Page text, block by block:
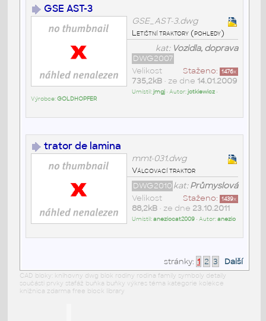
GSE AST-3
GSE_AST-3.dwg
Letištní traktory (pohledy)
kat: Vozidla, doprava
DWG2007
Staženo: 1476x
Velikost
735,2kB• ze dne 14.01.2009
Umístil:jmgj• Autor:jotkiewicz•
Výrobce:GOLDHOPFER
trator de lamina
mmt-031.dwg
Válcovací traktor
kat:Průmyslová
DWG2010
Staženo: 1439x
Velikost
88,2kB• ze dne 23.10.2011
Umístil:aneziocat2009• Autor:anezio
stránky: 1 2 3 Další
CAD bloky: knihovny dwg blok rodiny rodina family symboly detaily
součásti prvky stafáž buňka buňky výkres téma kategorie kolekce
knižnica zdarma free block library